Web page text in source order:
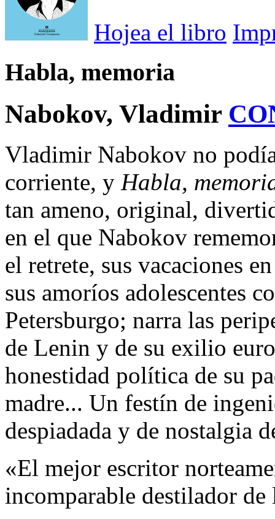
Hojea el libro
Habla, memoria
Nabokov, Vladimir
Vladimir Nabokov no
corriente, y Habla,
tan ameno, original,
en el que Nabokov
el retrete, sus vacaciones
sus amoríos adolescentes
Petersburgo; narra las
de Lenin y de su exilio
honestidad política de su
madre... Un festín de
despiadada y de nostalgia
«El mejor escritor
incomparable destilador